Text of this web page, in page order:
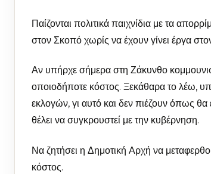
Παίζονται πολιτικά παιχνίδια με τα
στον Σκοπό χωρίς να έχουν γίνει έργα
Αν υπήρχε σήμερα στη Ζάκυνθο
οποιοδήποτε κόστος. Ξεκάθαρα το λέω,
εκλογών, γι αυτό και δεν πιέζουν όπως
θέλει να συγκρουστεί με την κυβέρνηση.
Να ζητήσει η Δημοτική Αρχή να
κόστος.